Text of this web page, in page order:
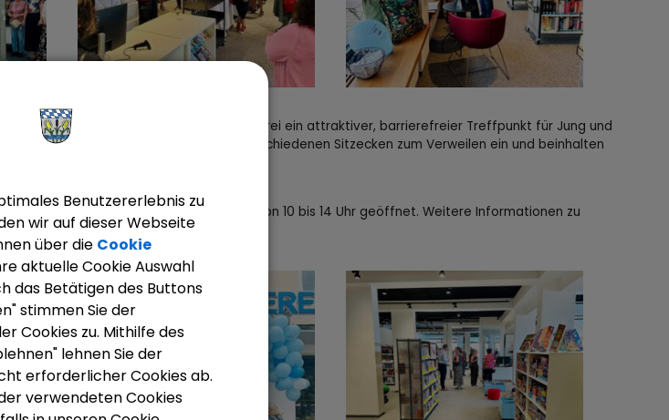
mit der neuen, zentral gelegenen Bücherei ein attraktiver, barrierefreier Treffpunkt für Jung und
hell gestalteten Räume laden mit verschiedenen Sitzecken zum Verweilen ein und beinhalten
der bald fertiggestellt sein wird.
von 12 bis 18 Uhr und samstags von 10 bis 14 Uhr geöffnet. Weitere Informationen zu
finden Sie hier:Büchereien
Benutzererlebnis zu
wir auf dieser Webseite
über die Cookie
aktuelle Cookie Auswahl
das Betätigen des Buttons
stimmen Sie der
Cookies zu. Mithilfe des
lehnen Sie der
erforderlicher Cookies ab.
verwendeten Cookies